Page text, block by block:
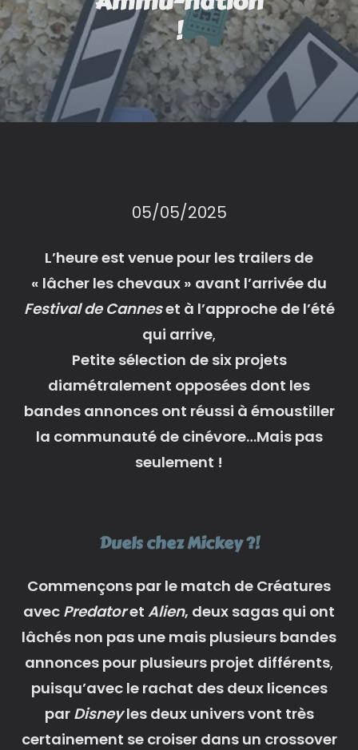
!
05/05/2025
L’heure est venue pour les trailers de
« lâcher les chevaux » avant l’arrivée du
Festival de Canneset à l’approche de l’été
qui arrive,
Petite sélection de six projets
diamétralement opposées dont les
bandes annonces ont réussi à émoustiller
la communauté de cinévore…Mais pas
seulement !
Duels chez Mickey ?!
Commençons par le match de Créatures
avec Predatoret Alien, deux sagas qui ont
lâchés non pas une mais plusieurs bandes
annonces pour plusieurs projet différents,
puisqu’avec le rachat des deux licences
par Disneyles deux univers vont très
certainement se croiser dans un crossover